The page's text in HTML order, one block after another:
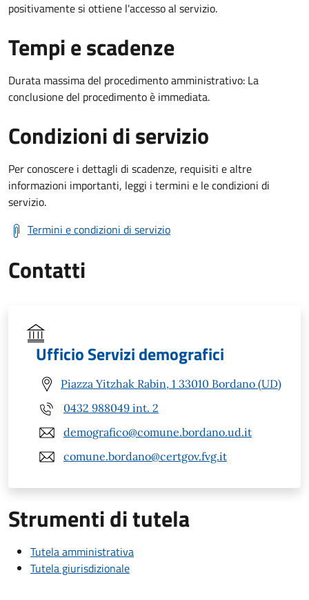
positivamente si ottiene l'accesso al servizio.
Tempi e scadenze
Durata massima del procedimento amministrativo: La
conclusione del procedimento è immediata.
Condizioni di servizio
Per conoscere i dettagli di scadenze, requisiti e altre
informazioni importanti, leggi i termini e le condizioni di
servizio.
Termini e condizioni di servizio
Contatti
Ufficio Servizi demografici
Piazza Yitzhak Rabin, 1 33010 Bordano (UD)
0432 988049 int. 2
demografico@comune.bordano.ud.it
comune.bordano@certgov.fvg.it
Strumenti di tutela
Tutela amministrativa
Tutela giurisdizionale